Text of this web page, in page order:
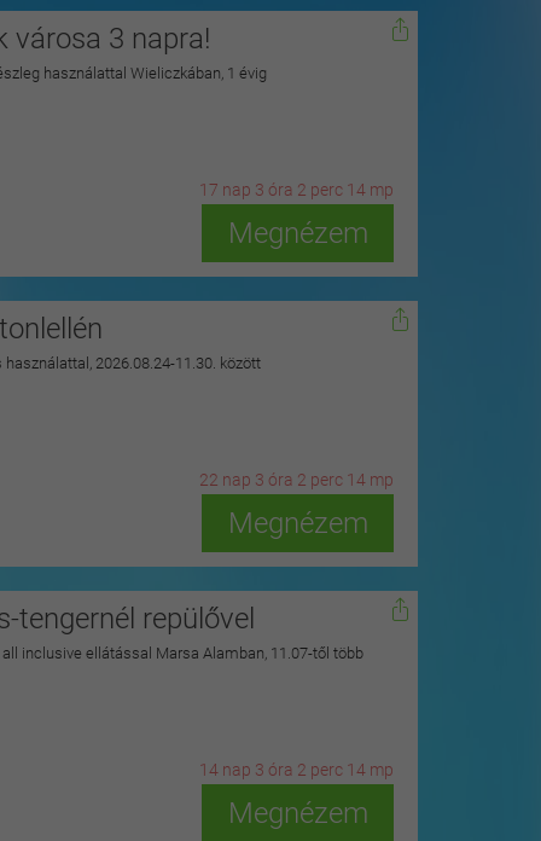
városa 3 napra!
használattal Wieliczkában, 1 évig
17 nap 3 óra 2 perc 12 mp
Megnézem
2026.08.24-11.30. között
22 nap 3 óra 2 perc 12 mp
Megnézem
tengernél repülővel
inclusive ellátással Marsa Alamban, 11.07-től több
14 nap 3 óra 2 perc 12 mp
Megnézem